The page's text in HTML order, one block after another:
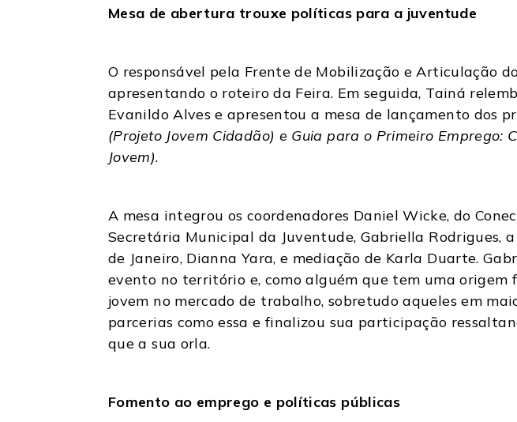
Mesa de abertura trouxe políticas para a juventude
O responsável pela Frente de Mobilização e Articulação
apresentando o roteiro da Feira. Em seguida, Tainá
Evanildo Alves e apresentou a mesa de lançamento dos
(Projeto Jovem Cidadão) e Guia para o Primeiro Emprego:
Jovem).
A mesa integrou os coordenadores Daniel Wicke, do
Secretária Municipal da Juventude, Gabriella Rodrigues,
de Janeiro, Dianna Yara, e mediação de Karla Duarte.
evento no território e, como alguém que tem uma
jovem no mercado de trabalho, sobretudo aqueles em
parcerias como essa e finalizou sua participação
que a sua orla.
Fomento ao emprego e políticas públicas